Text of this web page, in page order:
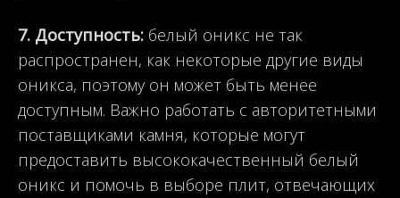
7. Доступность: белый оникс не так
распространен, как некоторые другие виды
оникса, поэтому он может быть менее
доступным. Важно работать с авторитетными
поставщиками камня, которые могут
предоставить высококачественный белый
оникс и помочь в выборе плит, отвечающих